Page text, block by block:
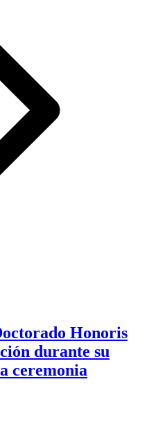
Honoris
durante su
ceremonia